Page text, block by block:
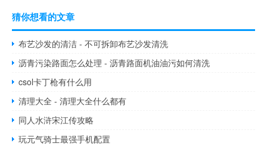
猜你想看的文章
布艺沙发的清洁 - 不可拆卸布艺沙发清洗
沥青污染路面怎么处理 - 沥青路面机油油污如何清洗
csol卡丁枪有什么用
清理大全 - 清理大全什么都有
同人水浒宋江传攻略
玩元气骑士最强手机配置